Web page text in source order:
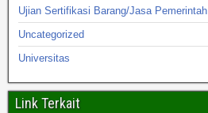
Ujian Sertifikasi Barang/Jasa Pemerintah
Uncategorized
Universitas
Link Terkait